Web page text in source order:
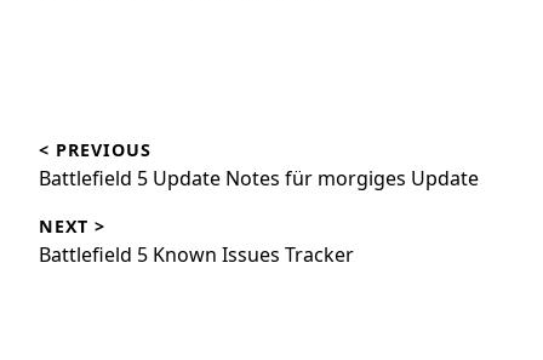
< PREVIOUS
Battlefield 5 Update Notes für morgiges Update
NEXT >
Battlefield 5 Known Issues Tracker